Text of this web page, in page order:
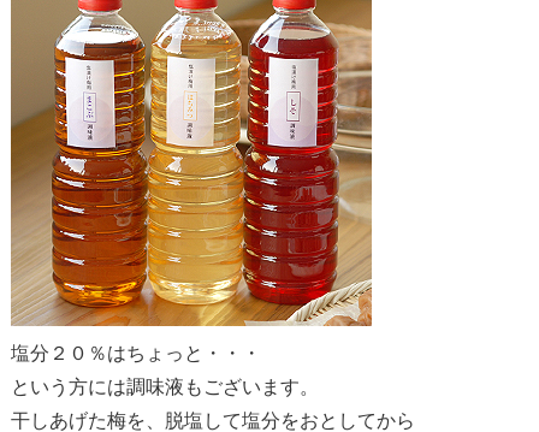
塩分２０％はちょっと・・・
という方には調味液もございます。
干しあげた梅を、脱塩して塩分をおとしてから